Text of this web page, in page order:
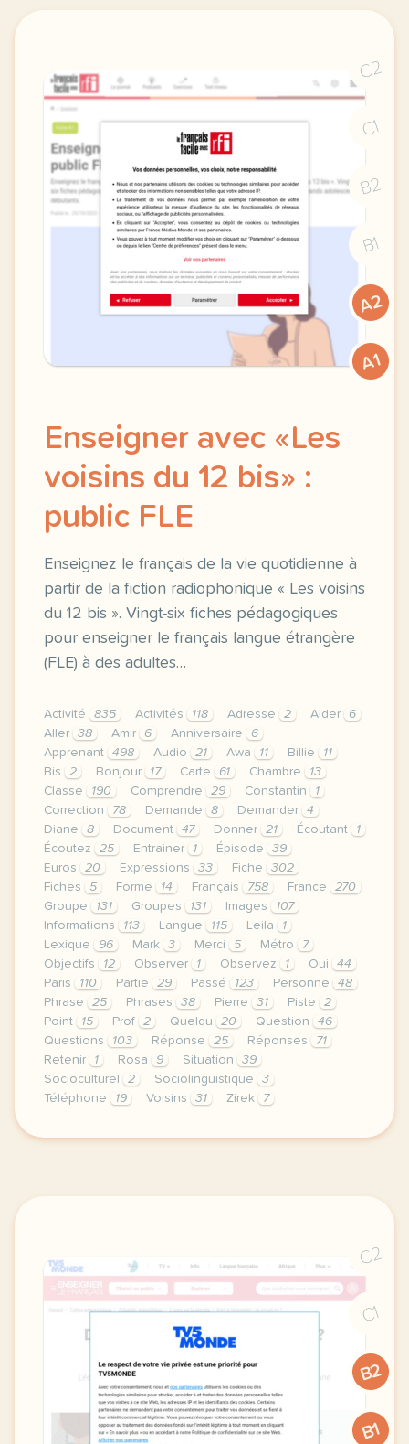
C2
C1
B2
B1
A2
A1
Enseigner avec «Les
voisins du 12 bis» :
public FLE
Enseignez le français de la vie quotidienne à
partir de la fiction radiophonique « Les voisins
du 12 bis ». Vingt-six fiches pédagogiques
pour enseigner le français langue étrangère
(FLE) à des adultes…
Activité 835 Activités 118 Adresse 2 Aider
6
Aller
38 Amir 6 Anniversaire
6
Apprenant
498 Audio 21 Awa 11 Billie
11
Bis
2 Bonjour 17 Carte 61 Chambre
13
Classe
190 Comprendre 29 Constantin
1
Correction
78 Demande 8 Demander
4
Diane
8 Document 47 Donner 21 Écoutant
1
Écoutez
25 Entrainer 1 Épisode
39
Euros
20 Expressions 33 Fiche
302
Fiches
5 Forme 14 Français 758 France
270
Groupe
131 Groupes 131 Images
107
Informations
113 Langue 115 Leila
1
Lexique
96 Mark 3 Merci 5 Métro
7
Objectifs
12 Observer 1 Observez 1 Oui
44
Paris
110 Partie 29 Passé 123 Personne
48
Phrase
25 Phrases 38 Pierre 31 Piste
2
Point
15 Prof 2 Quelqu 20 Question
46
Questions
103 Réponse 25 Réponses
71
Retenir
1 Rosa 9 Situation
39
Socioculturel
2 Sociolinguistique
3
Téléphone
19 Voisins 31 Zirek 7
fiche a1 enseigner avec les voisins du 12 bis
C2
C1
B2
B1